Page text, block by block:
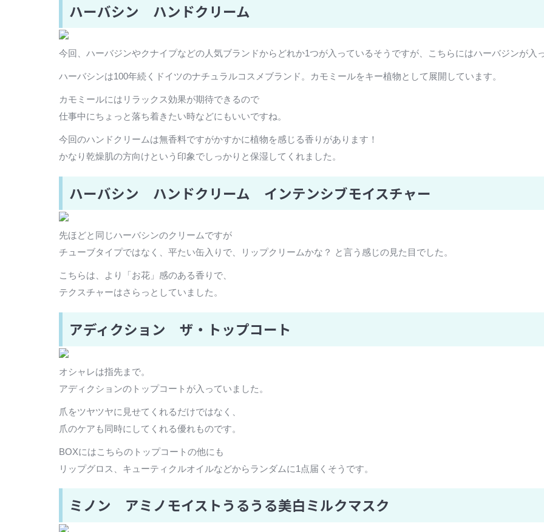
ハーバシン ハンドクリーム
今回、ハーバジンやクナイプなどの人気ブランドからどれか1つが入っているそうですが、こちらにはハーバジンが入
ハーバシンは100年続くドイツのナチュラルコスメブランド。カモミールをキー植物として展開しています。
カモミールにはリラックス効果が期待できるので
仕事中にちょっと落ち着きたい時などにもいいですね。
今回のハンドクリームは無香料ですがかすかに植物を感じる香りがあります！
かなり乾燥肌の方向けという印象でしっかりと保湿してくれました。
ハーバシン ハンドクリーム インテンシブモイスチャー
先ほどと同じハーバシンのクリームですが
チューブタイプではなく、平たい缶入りで、リップクリームかな？ と言う感じの見た目でした。
こちらは、より「お花」感のある香りで、
テクスチャーはさらっとしていました。
アディクション ザ・トップコート
オシャレは指先まで。
アディクションのトップコートが入っていました。
爪をツヤツヤに見せてくれるだけではなく、
爪のケアも同時にしてくれる優れものです。
BOXにはこちらのトップコートの他にも
リップグロス、キューティクルオイルなどからランダムに1点届くそうです。
ミノン アミノモイストうるうる美白ミルクマスク